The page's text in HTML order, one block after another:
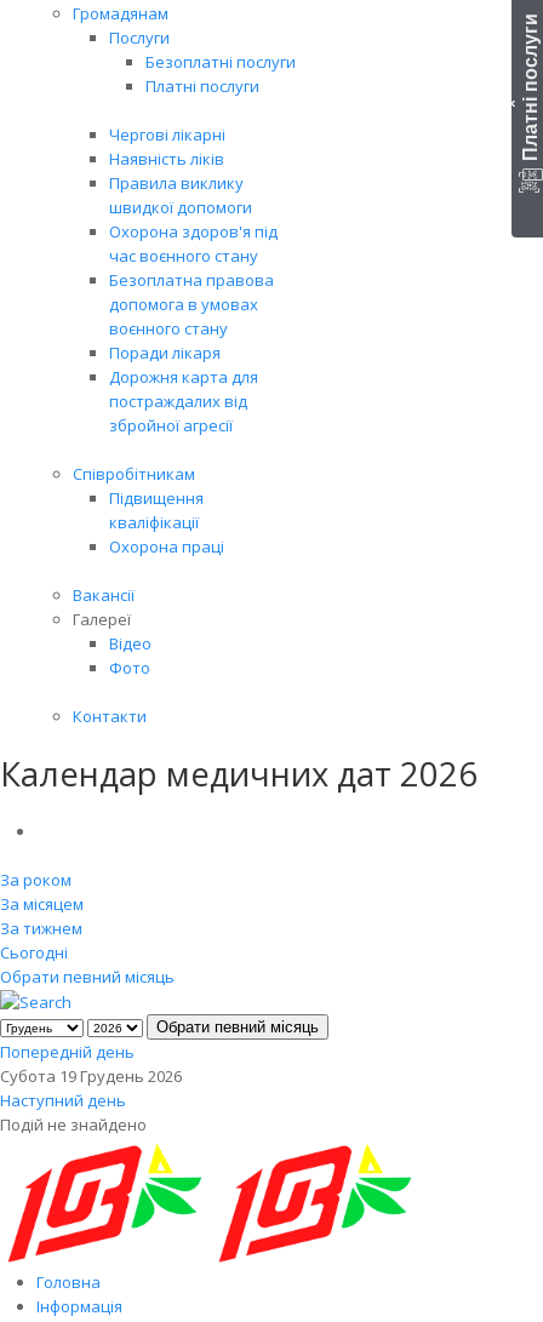
Громадянам
Послуги
Безоплатні послуги
Платні послуги
Чергові лікарні
Наявність ліків
Правила виклику
швидкої допомоги
Охорона здоров'я під
час воєнного стану
Безоплатна правова
допомога в умовах
воєнного стану
Поради лікаря
Дорожня карта для
постраждалих від
збройної агресії
Співробітникам
Підвищення
кваліфікації
Охорона праці
Вакансії
Галереї
Відео
Фото
Контакти
‹ Платні послуги
Календар медичних дат 2026
За роком
За місяцем
За тижнем
Сьогодні
Обрати певний місяць
Обрати певний місяць
Попередній день
Субота 19 Грудень 2026
Наступний день
Подій не знайдено
Головна
Інформація